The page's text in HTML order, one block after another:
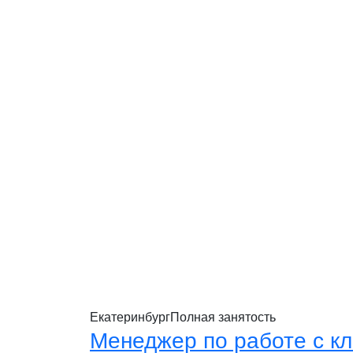
ЕкатеринбургПолная занятость
Менеджер по работе с